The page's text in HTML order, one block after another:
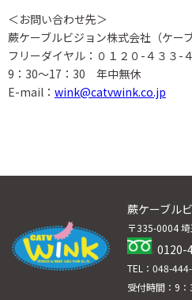
＜お問い合わせ先＞
蕨ケーブルビジョン株式会社（ケー
フリーダイヤル：０１２０-４３３-
9：30～17：30 年中無休
E-mail： wink@catvwink.co.jp
蕨ケーブル
〒335-0004
0120-
TEL：048-
受付時間：9